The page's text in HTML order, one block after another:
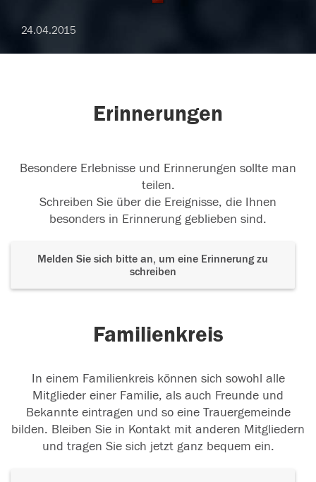
24.04.2015
Erinnerungen
Besondere Erlebnisse und Erinnerungen sollte man
teilen.
Schreiben Sie über die Ereignisse, die Ihnen
besonders in Erinnerung geblieben sind.
Melden Sie sich bitte an, um eine Erinnerung zu
schreiben
Familienkreis
In einem Familienkreis können sich sowohl alle
Mitglieder einer Familie, als auch Freunde und
Bekannte eintragen und so eine Trauergemeinde
bilden. Bleiben Sie in Kontakt mit anderen Mitgliedern
und tragen Sie sich jetzt ganz bequem ein.